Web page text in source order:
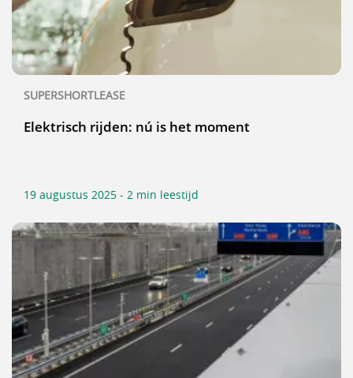
SUPERSHORTLEASE
Elektrisch rijden: nú is het moment
19 augustus 2025 - 2 min leestijd